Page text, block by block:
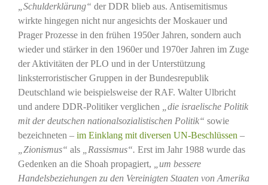
„Schulderklärung“ der DDR blieb aus. Antisemitismus
wirkte hingegen nicht nur angesichts der Moskauer und
Prager Prozesse in den frühen 1950er Jahren, sondern auch
wieder und stärker in den 1960er und 1970er Jahren im Zuge
der Aktivitäten der PLO und in der Unterstützung
linksterroristischer Gruppen in der Bundesrepublik
Deutschland wie beispielsweise der RAF. Walter Ulbricht
und andere DDR-Politiker verglichen
„die israelische Politik
mit der deutschen nationalsozialistischen Politik“ sowie
bezeichneten – im Einklang mit diversen UN-Beschlüssen –
„Zionismus“ als „Rassismus“. Erst im Jahr 1988 wurde das
Gedenken an die Shoah propagiert,
„um bessere
Handelsbeziehungen zu den Vereinigten Staaten von Amerika